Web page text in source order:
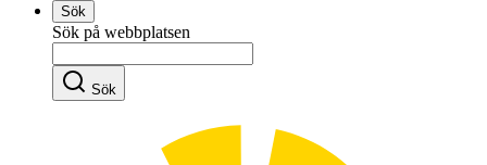
Sök
Sök på webbplatsen
Sök